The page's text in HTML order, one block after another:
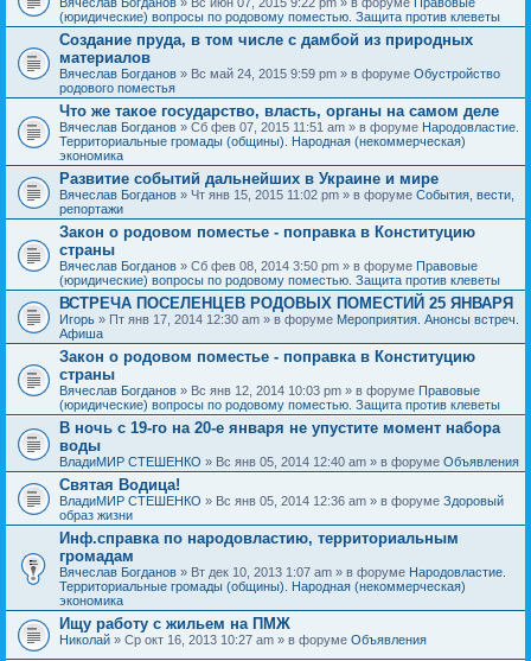
(юридические) вопросы по родовому поместью. Защита против клеветы
Создание пруда, в том числе с дамбой из природных
материалов
Вячеслав Богданов » Вс май 24, 2015 9:59 pm » в форуме Обустройство
родового поместья
Что же такое государство, власть, органы на самом деле
Вячеслав Богданов » Сб фев 07, 2015 11:51 am » в форуме Народовластие.
Территориальные громады (общины). Народная (некоммерческая)
экономика
Развитие событий дальнейших в Украине и мире
Вячеслав Богданов » Чт янв 15, 2015 11:02 pm » в форуме События, вести,
репортажи
Закон о родовом поместье - поправка в Конституцию
страны
Вячеслав Богданов » Сб фев 08, 2014 3:50 pm » в форуме Правовые
(юридические) вопросы по родовому поместью. Защита против клеветы
ВСТРЕЧА ПОСЕЛЕНЦЕВ РОДОВЫХ ПОМЕСТИЙ 25 ЯНВАРЯ
Игорь » Пт янв 17, 2014 12:30 am » в форуме Мероприятия. Анонсы встреч.
Афиша
Закон о родовом поместье - поправка в Конституцию
страны
Вячеслав Богданов » Вс янв 12, 2014 10:03 pm » в форуме Правовые
(юридические) вопросы по родовому поместью. Защита против клеветы
В ночь с 19-го на 20-е января не упустите момент набора
воды
ВладиМИР СТЕШЕНКО » Вс янв 05, 2014 12:40 am » в форуме Объявления
Святая Водица!
ВладиМИР СТЕШЕНКО » Вс янв 05, 2014 12:36 am » в форуме Здоровый
образ жизни
Инф.справка по народовластию, территориальным
громадам
Вячеслав Богданов » Вт дек 10, 2013 1:07 am » в форуме Народовластие.
Территориальные громады (общины). Народная (некоммерческая)
экономика
Ищу работу с жильем на ПМЖ
Николай » Ср окт 16, 2013 10:27 am » в форуме Объявления